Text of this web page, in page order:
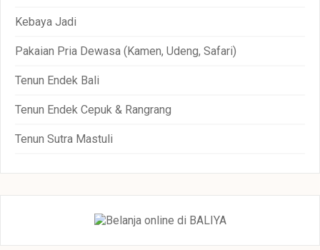
Kebaya Jadi
Pakaian Pria Dewasa (Kamen, Udeng, Safari)
Tenun Endek Bali
Tenun Endek Cepuk & Rangrang
Tenun Sutra Mastuli